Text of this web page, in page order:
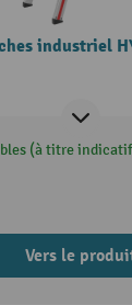
industriel
(à titre
Vers le